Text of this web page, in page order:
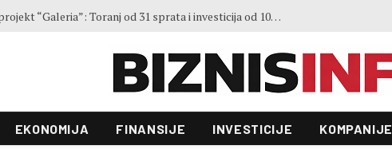
Predstavljen projekt “Galeria”: Toranj od 31 sprata i investicija od 100 miliona KM, gradnja već počela
EKONOMIJA FINANSIJE INVESTICIJE KOMPANIJE